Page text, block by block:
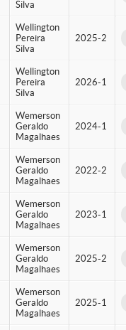
Silva
Wellington
Pereira
Silva
2025-2
Wellington
Pereira
Silva
2026-1
Wemerson
Geraldo
Magalhaes
2024-1
Wemerson
Geraldo
Magalhaes
2022-2
Wemerson
Geraldo
Magalhaes
2023-1
Wemerson
Geraldo
Magalhaes
2025-2
Wemerson
Geraldo
Magalhaes
2025-1